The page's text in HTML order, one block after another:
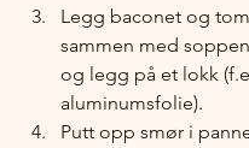
Legg baconet og
sammen med
og legg på et lokk
aluminumsfolie).
Putt opp smør i